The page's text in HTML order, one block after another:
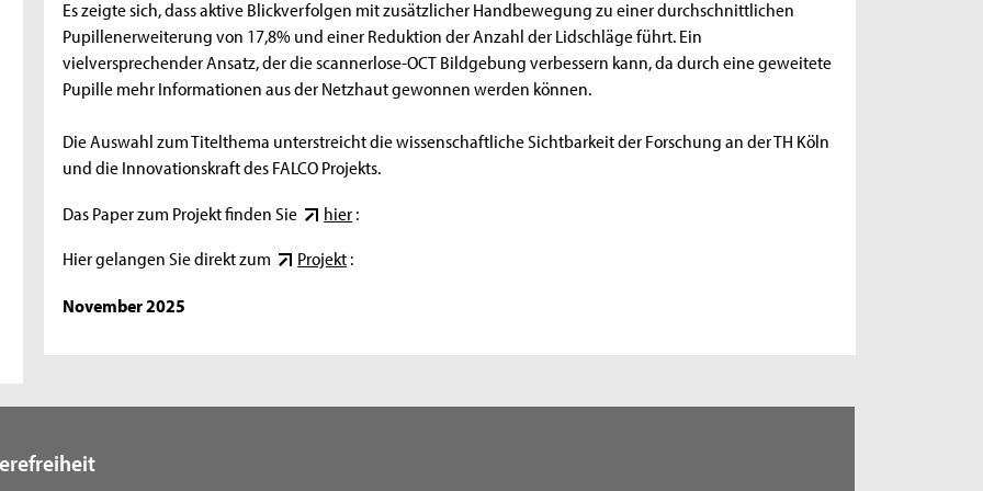
Es zeigte sich, dass aktive Blickverfolgen mit zusätzlicher Handbewegung zu einer durchschnittlichen
Pupillenerweiterung von 17,8% und einer Reduktion der Anzahl der Lidschläge führt. Ein
vielversprechender Ansatz, der die scannerlose-OCT Bildgebung verbessern kann, da durch eine geweitete
Pupille mehr Informationen aus der Netzhaut gewonnen werden können.
Die Auswahl zum Titelthema unterstreicht die wissenschaftliche Sichtbarkeit der Forschung an der TH Köln
und die Innovationskraft des FALCO Projekts.
Das Paper zum Projekt finden Sie
hier:
Hier gelangen Sie direkt zum
Projekt:
November 2025